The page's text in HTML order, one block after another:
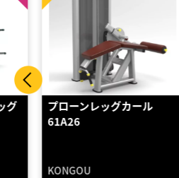
プローンレッグカール
61A26
KONGOU